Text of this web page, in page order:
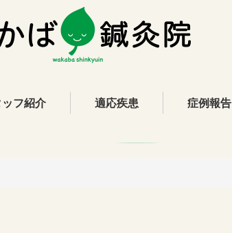
フ紹介 適応疾患 症例報告